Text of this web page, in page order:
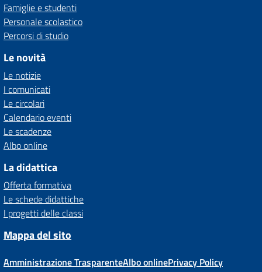
Famiglie e studenti
Personale scolastico
Percorsi di studio
Le novità
Le notizie
I comunicati
Le circolari
Calendario eventi
Le scadenze
Albo online
La didattica
Offerta formativa
Le schede didattiche
I progetti delle classi
Mappa del sito
Amministrazione TrasparenteAlbo onlinePrivacy Policy